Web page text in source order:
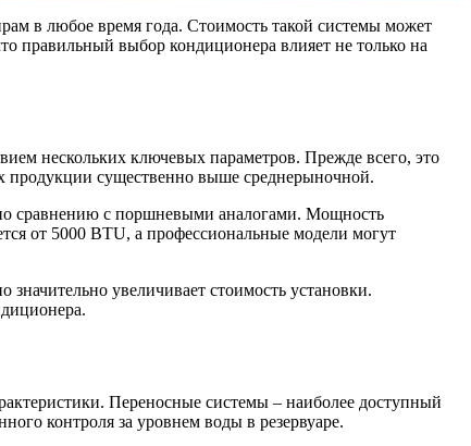
в любое время года. Стоимость такой системы может
правильный выбор кондиционера влияет не только на
нескольких ключевых параметров. Прежде всего, это
продукции существенно выше среднерыночной.
сравнению с поршневыми аналогами. Мощность
от 5000 BTU, а профессиональные модели могут
увеличивает стоимость установки.
Переносные системы – наиболее доступный
контроля за уровнем воды в резервуаре.